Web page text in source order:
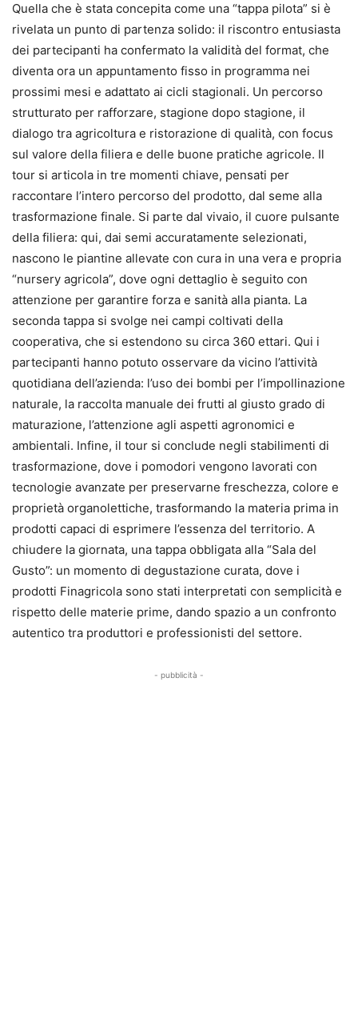
Quella che è stata concepita come una “tappa pilota” si è
rivelata un punto di partenza solido: il riscontro entusiasta
dei partecipanti ha confermato la validità del format, che
diventa ora un appuntamento fisso in programma nei
prossimi mesi e adattato ai cicli stagionali. Un percorso
strutturato per rafforzare, stagione dopo stagione, il
dialogo tra agricoltura e ristorazione di qualità, con focus
sul valore della filiera e delle buone pratiche agricole. Il
tour si articola in tre momenti chiave, pensati per
raccontare l’intero percorso del prodotto, dal seme alla
trasformazione finale. Si parte dal vivaio, il cuore pulsante
della filiera: qui, dai semi accuratamente selezionati,
nascono le piantine allevate con cura in una vera e propria
“nursery agricola”, dove ogni dettaglio è seguito con
attenzione per garantire forza e sanità alla pianta. La
seconda tappa si svolge nei campi coltivati della
cooperativa, che si estendono su circa 360 ettari. Qui i
partecipanti hanno potuto osservare da vicino l’attività
quotidiana dell’azienda: l’uso dei bombi per l’impollinazione
naturale, la raccolta manuale dei frutti al giusto grado di
maturazione, l’attenzione agli aspetti agronomici e
ambientali. Infine, il tour si conclude negli stabilimenti di
trasformazione, dove i pomodori vengono lavorati con
tecnologie avanzate per preservarne freschezza, colore e
proprietà organolettiche, trasformando la materia prima in
prodotti capaci di esprimere l’essenza del territorio. A
chiudere la giornata, una tappa obbligata alla “Sala del
Gusto”: un momento di degustazione curata, dove i
prodotti Finagricola sono stati interpretati con semplicità e
rispetto delle materie prime, dando spazio a un confronto
autentico tra produttori e professionisti del settore.
- pubblicità -